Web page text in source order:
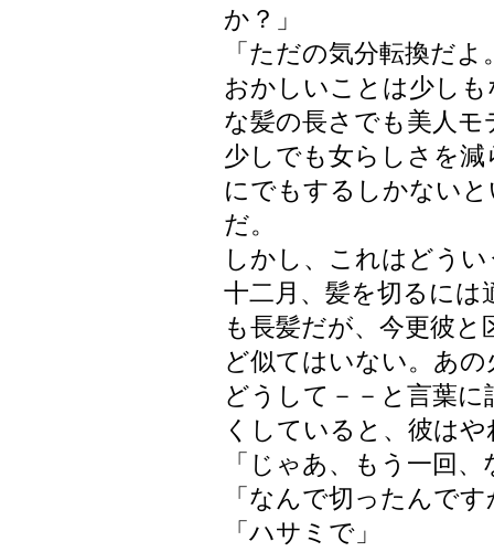
か？」
「ただの気分転換だ
おかしいことは少し
な髪の長さでも美人
少しでも女らしさを
にでもするしかない
だ。
しかし、これはどう
十二月、髪を切るには
も長髪だが、今更彼
ど似てはいない。あ
どうして－－と言葉
くしていると、彼は
「じゃあ、もう一回
「なんで切ったんで
「ハサミで」